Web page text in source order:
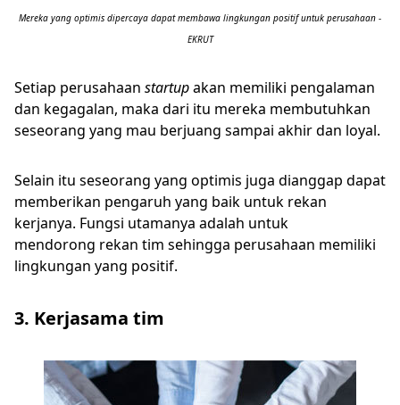
Mereka yang optimis dipercaya dapat membawa lingkungan positif untuk perusahaan -
EKRUT
Setiap perusahaan startupakan memiliki pengalaman
dan kegagalan, maka dari itu mereka membutuhkan
seseorang yang mau berjuang sampai akhir dan loyal.
Selain itu seseorang yang optimis juga dianggap dapat
memberikan pengaruh yang baik untuk rekan
kerjanya. Fungsi utamanya adalah untuk
mendorong rekan tim sehingga perusahaan memiliki
lingkungan yang positif.
3. Kerjasama tim